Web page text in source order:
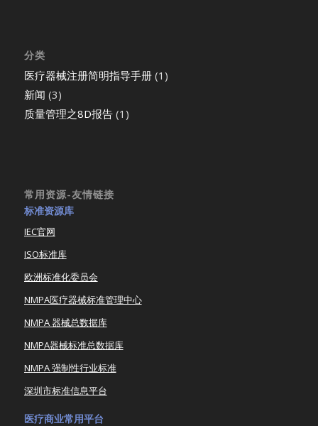
分类
医疗器械注册简明指导手册(1)
新闻 (3)
质量管理之8D报告(1)
常用资源-友情链接
标准资源库
IEC官网
ISO标准库
欧洲标准化委员会
NMPA医疗器械标准管理中心
NMPA 器械总数据库
NMPA器械标准总数据库
NMPA 强制性行业标准
深圳市标准信息平台
医疗商业常用平台